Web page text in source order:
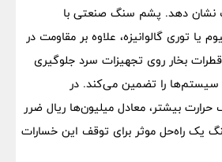
نشان دهد. پشم سنگ صنعتی با
یا توری گالوانیزه، علاوه بر مقاومت در
قطرات بخار روی تجهیزات سرد جلوگیری
سیستم‌ها را تضمین می‌کند. در
هر ۱٪ اتلاف حرارت بیشتر، معادل میلیون‌ها ریال ضرر
یک راه‌حل‌ موثر برای توقف این خسارات